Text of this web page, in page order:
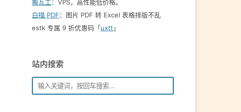
搬瓦工：VPS，高性能低价格。️
白描 PDF：图片 PDF 转 Excel 表格排版不乱
estk 专属 9 折优惠码「uxtt 」
站内搜索